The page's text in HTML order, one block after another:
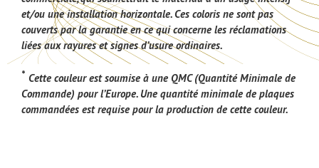
et/ou une installation horizontale. Ces coloris ne sont pas
couverts par la garantie en ce qui concerne les réclamations
liées aux rayures et signes d’usure ordinaires.
* Cette couleur est soumise à une QMC (Quantité Minimale de
Commande) pour l’Europe. Une quantité minimale de plaques
commandées est requise pour la production de cette couleur.